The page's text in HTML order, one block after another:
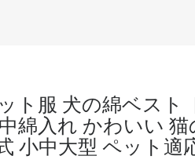
ト服 犬の綿ベスト
綿入れ かわいい
小中大型 ペット適